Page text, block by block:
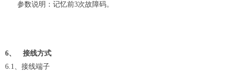
参数说明：记忆前3次故障码。
6、
接线方式
6.1、接线端子